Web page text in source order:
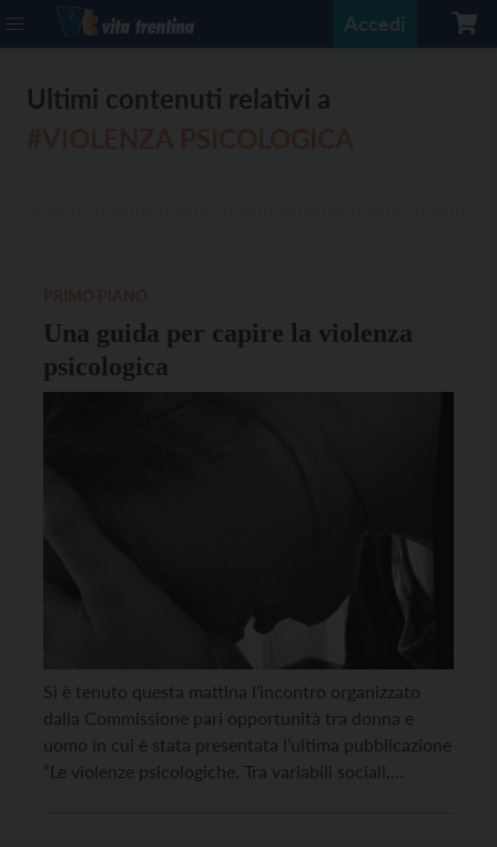
Accedi
Ultimi contenuti relativi a
Una guida per capire la violenza
psicologica
Si è tenuto questa mattina l’incontro organizzato
dalla Commissione pari opportunità tra donna e
uomo in cui è stata presentata l’ultima pubblicazione
“Le violenze psicologiche. Tra variabili sociali,